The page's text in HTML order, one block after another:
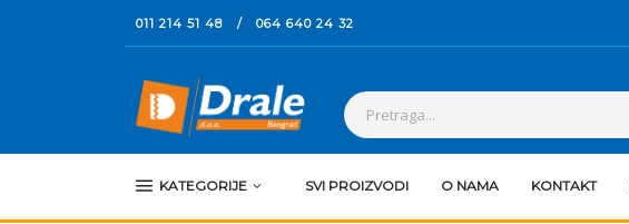
011 214 51 48 / 064 640 24 32
KATEGORIJE SVI PROIZVODI O NAMA KONTAKT